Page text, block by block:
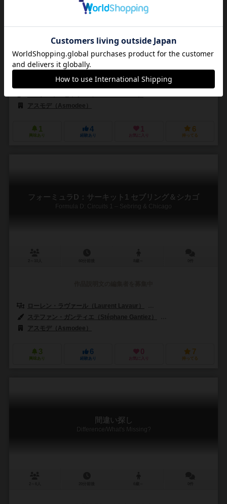
60分前後 8歳～
作品説明文の編集者を募集中
ローレン・ラヴァール（Laurent Lavaur）
エリック・ランダル（
ステファン・ガンティ
アスモデ（Asmodee）
1
興味あり
4
経験あり
1
お気に入り
6
持ってる
フォーミュラD：サーキット1 セブリング＆シカゴ
Formula D: Circuits 1 – Sebring & Chicago
ローレン・ラヴァール（Laurent Lavaur）
ステファン・ガンティエ（Stéphane Gantiez）
アスモデ（Asmodee）
3
興味あり
6
経験あり
0
お気に入り
7
持ってる
間違い探し
Difference/What's Missing?